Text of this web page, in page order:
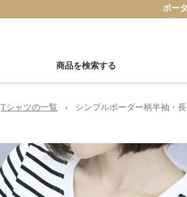
ボー
商品を検索する
Tシャツの一覧 › シンプルボーダー柄半袖・